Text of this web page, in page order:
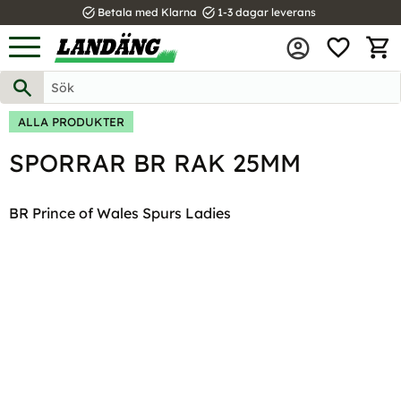
Meny
task_alt Betala med Klarna task_alt 1-3 dagar leverans
ALLA PRODUKTER
SPORRAR BR RAK 25MM
BR Prince of Wales Spurs Ladies